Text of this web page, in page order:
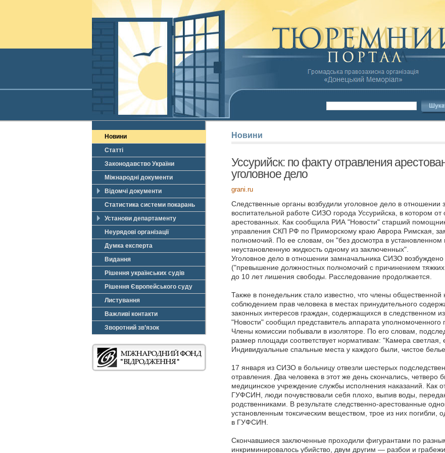
Новини
Статті
Законодавство України
Міжнародні документи
Відомчі документи
Статистика системи покарань
Установи департаменту
Неурядові організації
Думка експерта
Видання
Рішення українських судів
Рішення Європейського суду
Листування
Важливі контакти
Зворотний зв’язок
Новини
Уссурийск: по факту отравления
уголовное дело
grani.ru
Следственные органы возбудили уголовное дело в отношении
воспитательной работе СИЗО города Уссурийска, в котором от
арестованных. Как сообщила РИА "Новости" старший
управления СКП РФ по Приморскому краю Аврора Римская,
полномочий. По ее словам, он "без досмотра в установленном
неустановленную жидкость одному из заключенных".
Уголовное дело в отношении замначальника СИЗО возбуждено
("превышение должностных полномочий с причинением
до 10 лет лишения свободы. Расследование продолжается.
Также в понедельник стало известно, что члены
соблюдением прав человека в местах принудительного
законных интересов граждан, содержащихся в следственном
"Новости" сообщил представитель аппарата
Члены комиссии побывали в изоляторе. По его словам,
размер площади соответствует нормативам: "Камера светлая,
Индивидуальные спальные места у каждого были, чистое
17 января из СИЗО в больницу отвезли шестерых
отравления. Два человека в этот же день скончались,
медицинское учреждение службы исполнения наказаний. Как
ГУФСИН, люди почувствовали себя плохо, выпив воды,
родственниками. В результате следственно-арестованные
установленным токсическим веществом, трое из них погибли,
в ГУФСИН.
Cкончавшиеся заключенные проходили фигурантами по
инкриминировалось убийство, двум другим — разбои и грабежи.